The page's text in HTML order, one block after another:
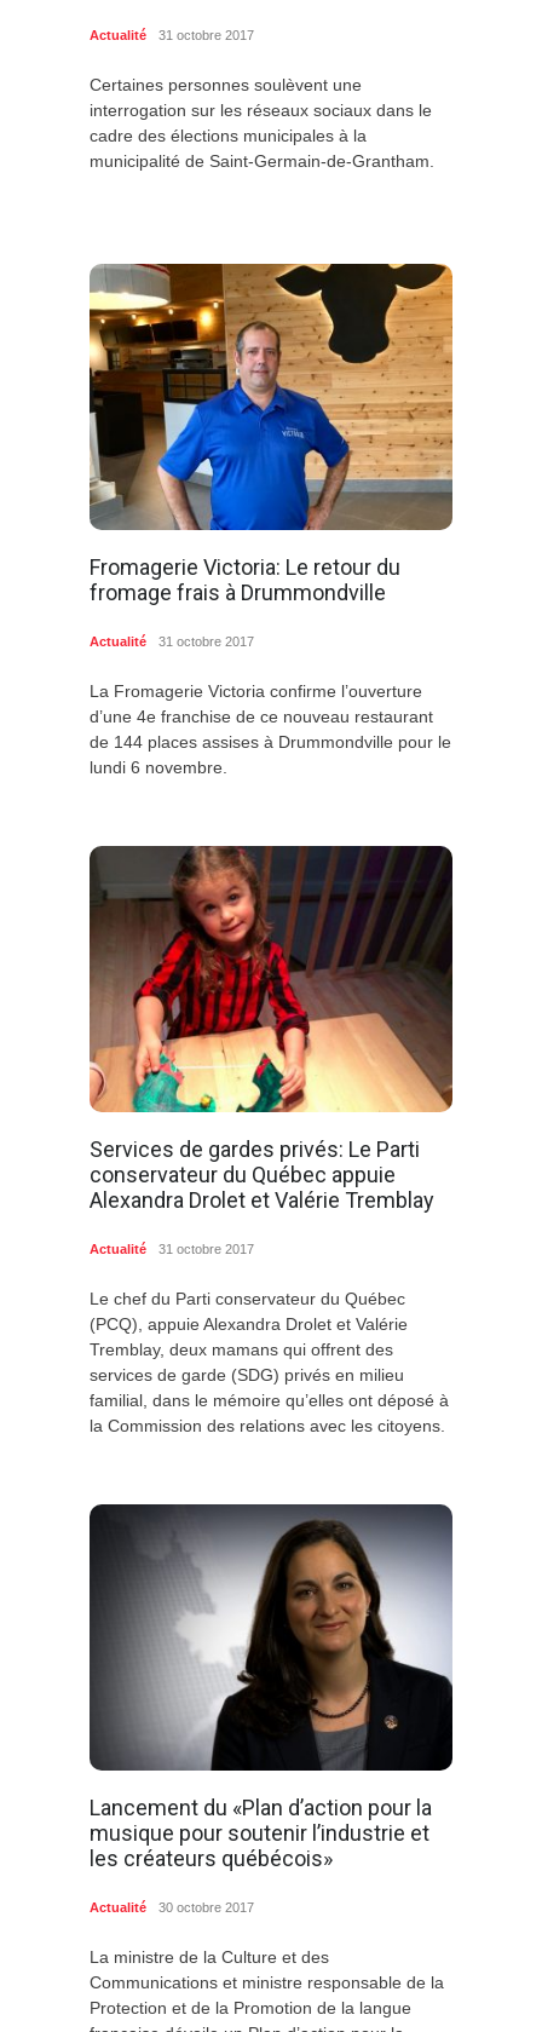
Actualité 31 octobre 2017
Certaines personnes soulèvent une
interrogation sur les réseaux sociaux dans le
cadre des élections municipales à la
municipalité de Saint-Germain-de-Grantham.
Fromagerie Victoria: Le retour du
fromage frais à Drummondville
Actualité 31 octobre 2017
La Fromagerie Victoria confirme l’ouverture
d’une 4e franchise de ce nouveau restaurant
de 144 places assises à Drummondville pour le
lundi 6 novembre.
Services de gardes privés: Le Parti
conservateur du Québec appuie
Alexandra Drolet et Valérie Tremblay
Actualité 31 octobre 2017
Le chef du Parti conservateur du Québec
(PCQ), appuie Alexandra Drolet et Valérie
Tremblay, deux mamans qui offrent des
services de garde (SDG) privés en milieu
familial, dans le mémoire qu’elles ont déposé à
la Commission des relations avec les citoyens.
Lancement du «Plan d’action pour la
musique pour soutenir l’industrie et
les créateurs québécois»
Actualité 30 octobre 2017
La ministre de la Culture et des
Communications et ministre responsable de la
Protection et de la Promotion de la langue